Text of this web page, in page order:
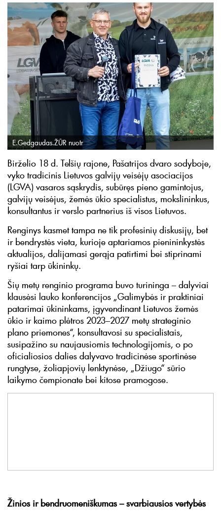
E.Gedgaudas.ŽŪR nuotr
Birželio 18 d. Telšių rajone, Pašatrijos dvaro sodyboje,
vyko tradicinis Lietuvos galvijų veisėjų asociacijos
(LGVA) vasaros sąskrydis, subūręs pieno gamintojus,
galvijų veisėjus, žemės ūkio specialistus, mokslininkus,
konsultantus ir verslo partnerius iš visos Lietuvos.
Renginys kasmet tampa ne tik profesinių diskusijų, bet
ir bendrystės vieta, kurioje aptariamos pienininkystės
aktualijos, dalijamasi gerąja patirtimi bei stiprinami
ryšiai tarp ūkininkų.
Šių metų renginio programa buvo turininga – dalyviai
klausėsi lauko konferencijos „Galimybės ir praktiniai
patarimai ūkininkams, įgyvendinant Lietuvos žemės
ūkio ir kaimo plėtros 2023–2027 metų strateginio
plano priemones“, konsultavosi su specialistais,
susipažino su naujausiomis technologijomis, o po
oficialiosios dalies dalyvavo tradicinėse sportinėse
rungtyse, žoliapjovių lenktynėse, „Džiugo“ sūrio
laikymo čempionate bei kitose pramogose.
Žinios ir bendruomeniškumas – svarbiausios vertybės